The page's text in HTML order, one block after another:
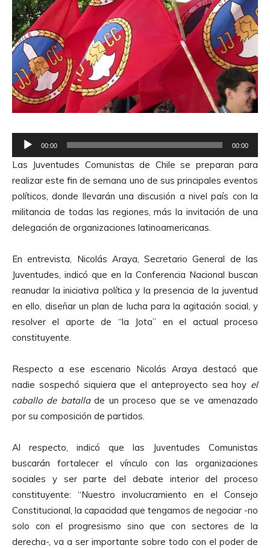
e
p
r
o
d
u
t
o
r
d
e
A
d
i
o
00:00 00:00
Las Juventudes Comunistas de Chile se preparan para
realizar este fin de semana uno de sus principales eventos
políticos, donde llevarán una discusión a nivel país con la
militancia de todas las regiones, más la invitación de una
delegación de organizaciones latinoamericanas.
En entrevista, Nicolás Araya, Secretario General de las
Juventudes, indicó que en la Conferencia Nacional buscan
reanudar la iniciativa política y la presencia de la juventud
en ello, diseñar un plan de lucha para la agitación social, y
resolver el aporte de “la Jota” en el actual proceso
constituyente.
Respecto a ese escenario Nicolás Araya destacó que
nadie sospechó siquiera que el anteproyecto sea hoy el
caballo de batallade un proceso que se ve amenazado
por su composición de partidos.
Al respecto, indicó que las Juventudes Comunistas
buscarán fortalecer el vínculo con las organizaciones
sociales y ser parte del debate interior del proceso
constituyente: “Nuestro involucramiento en el Consejo
Constitucional, la capacidad que tengamos de negociar -no
solo con el progresismo sino que con sectores de la
derecha-, va a ser importante sobre todo con el poder de